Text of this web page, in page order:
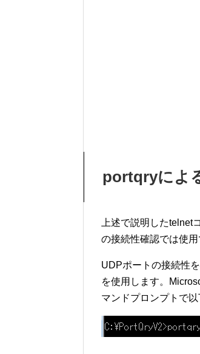
portqryによ
上述で説明した
の接続性確認では使用
UDPポートの接続性
を使用します。
マンドプロンプトで以